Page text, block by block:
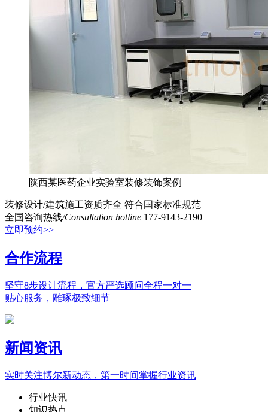
陕西某医药企业实验室装修装饰案例
装修设计/建筑施工资质齐全 符合国家标准规范
全国咨询热线/Consultation hotline 177-9143-2190
立即预约>>
合作流程
坚守8步设计流程，官方严选顾问全程一对一
贴心服务，雕琢极致细节
新闻资讯
实时关注博尔新动态，第一时间掌握行业资讯
行业快讯
知识热点